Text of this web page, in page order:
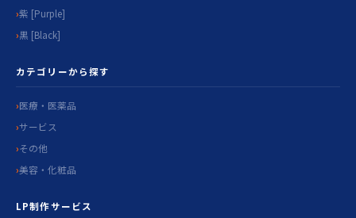
紫 [Purple]
黒 [Black]
カテゴリーから探す
医療・医薬品
サービス
その他
美容・化粧品
LP制作サービス